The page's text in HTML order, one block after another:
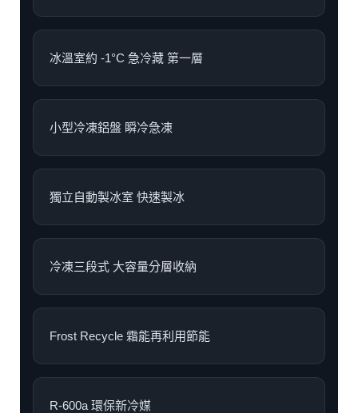
冰溫室約 -1°C 急冷藏 第一層
小型冷凍鋁盤 瞬冷急凍
獨立自動製冰室 快速製冰
冷凍三段式 大容量分層收納
Frost Recycle 霜能再利用節能
R-600a 環保新冷媒